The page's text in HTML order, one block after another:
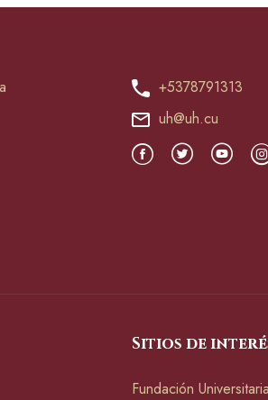
+5378791313
uh@uh.cu
Sitios de
Fundación